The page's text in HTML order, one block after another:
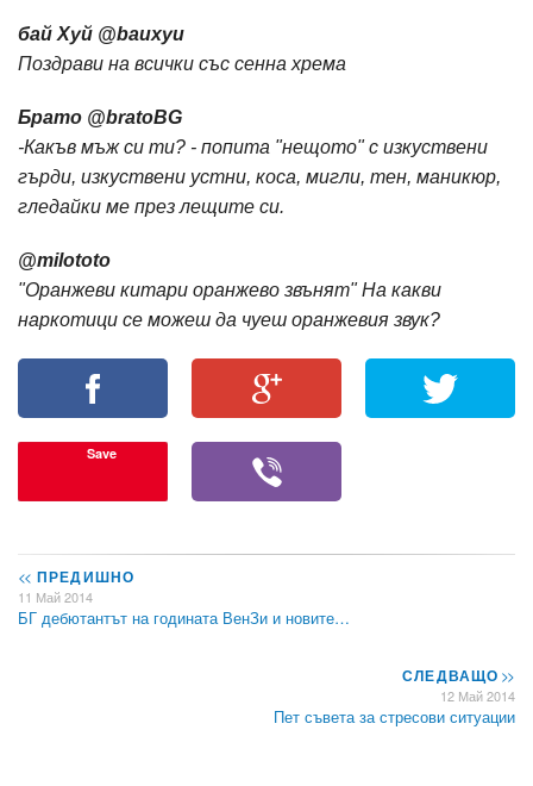
бай Хуй ‏@bauxyu
Поздрави на всички със сенна хрема
Брато ‏@bratoBG
-Какъв мъж си ти? - попита "нещото" с изкуствени
гърди, изкуствени устни, коса, мигли, тен, маникюр,
гледайки ме през лещите си.
‏@milototo
"Оранжеви китари оранжево звънят" На какви
наркотици се можеш да чуеш оранжевия звук?
Save
<< ПРЕДИШНО
11 Май 2014
БГ дебютантът на годината ВенЗи и новите…
СЛЕДВАЩО>>
12 Май 2014
Пет съвета за стресови ситуации